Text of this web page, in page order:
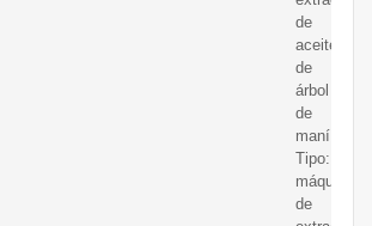
de
aceite
de
árbol
de
maní;
Tipo:
máquina
de